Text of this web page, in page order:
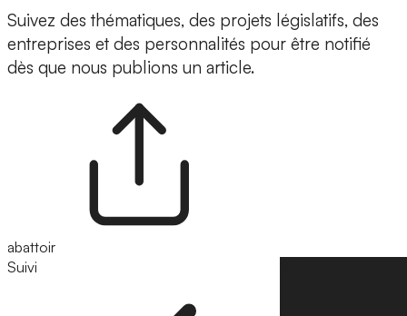
Suivez des thématiques, des projets législatifs, des
entreprises et des personnalités pour être notifié
dès que nous publions un article.
abattoir
Suivi